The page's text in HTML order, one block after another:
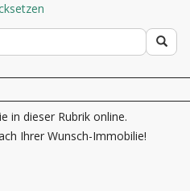
in dieser Rubrik online.
Ihrer Wunsch-Immobilie!